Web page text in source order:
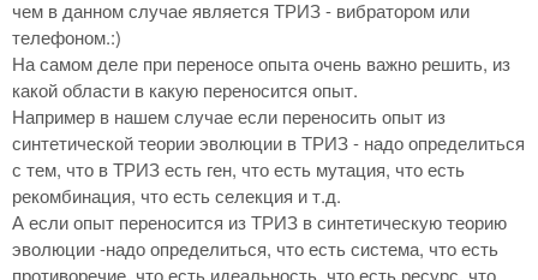
чем в данном случае является ТРИЗ - вибратором или
телефоном.:)
На самом деле при переносе опыта очень важно решить, из
какой области в какую переносится опыт.
Например в нашем случае если переносить опыт из
синтетической теории эволюции в ТРИЗ - надо определиться
с тем, что в ТРИЗ есть ген, что есть мутация, что есть
рекомбинация, что есть селекция и т.д.
А если опыт переносится из ТРИЗ в синтетическую теорию
эволюции -надо определиться, что есть система, что есть
противоречие, что есть идеальность, что есть ресурс, что